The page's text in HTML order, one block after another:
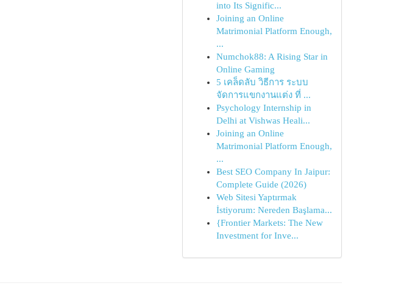
into Its Signific...
Joining an Online
Matrimonial Platform Enough,
...
Numchok88: A Rising Star in
Online Gaming
5 เคล็ดลับ วิธีการ ระบบ
จัดการแขกงานแต่ง ที่ ...
Psychology Internship in
Delhi at Vishwas Heali...
Joining an Online
Matrimonial Platform Enough,
...
Best SEO Company In Jaipur:
Complete Guide (2026)
Web Sitesi Yaptırmak
İstiyorum: Nereden Başlama...
{Frontier Markets: The New
Investment for Inve...